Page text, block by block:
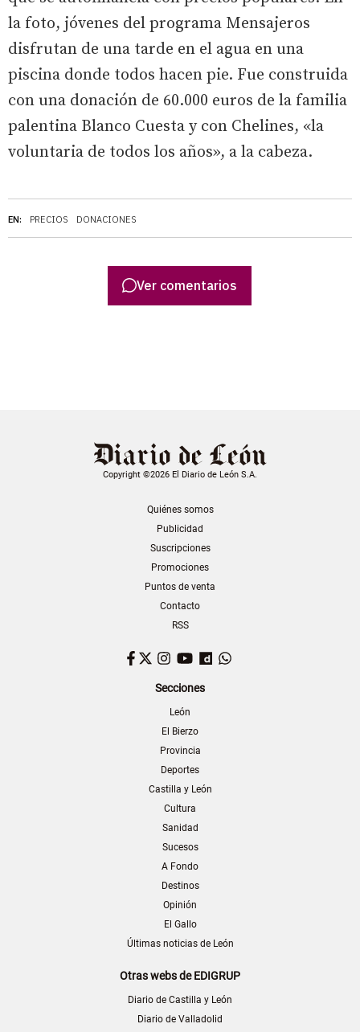
EN: PRECIOS DONACIONES
la foto, jóvenes del programa Mensajeros
disfrutan de una tarde en el agua en una
piscina donde todos hacen pie. Fue construida
con una donación de 60.000 euros de la familia
palentina Blanco Cuesta y con Chelines, «la
voluntaria de todos los años», a la cabeza.
Ver comentarios
Copyright ©2026 El Diario de León S.A.
Quiénes somos
Publicidad
Suscripciones
Promociones
Puntos de venta
Contacto
RSS
Facebook
TwitterInstagram
YouTubeDailymotion
Secciones
León
El Bierzo
Provincia
Deportes
Castilla y León
Cultura
Sanidad
Sucesos
A Fondo
Destinos
Opinión
El Gallo
Últimas noticias de León
Otras webs de EDIGRUP
Diario de Castilla y León
Diario de Valladolid